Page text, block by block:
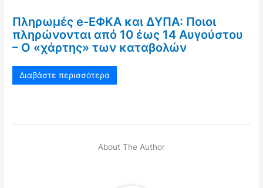
Πληρωμές e-ΕΦΚΑ και ΔΥΠΑ: Ποιοι
πληρώνονται από 10 έως 14 Αυγούστου
– Ο «χάρτης» των καταβολών
Διαβάστε περισσότερα
About The Author